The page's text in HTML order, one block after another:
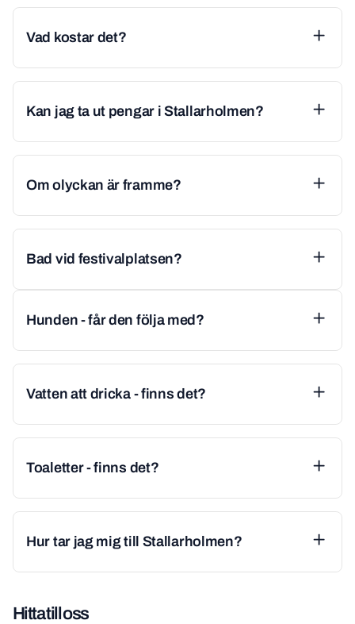
Vad kostar det?
Kan jag ta ut pengar i Stallarholmen?
Om olyckan är framme?
Bad vid festivalplatsen?
Hunden - får den följa med?
Vatten att dricka - finns det?
Toaletter - finns det?
Hur tar jag mig till Stallarholmen?
Hitta till oss